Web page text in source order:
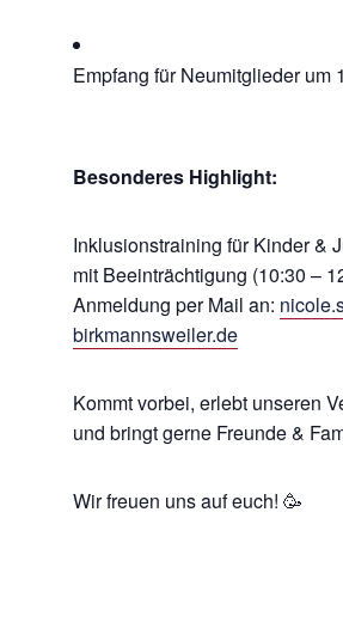
Empfang für Neumitglieder um
Besonderes Highlight:
Inklusionstraining für Kinder &
mit Beeinträchtigung (10:30 –
Anmeldung per Mail an:
birkmannsweiler.de
Kommt vorbei, erlebt unseren
und bringt gerne Freunde &
Wir freuen uns auf euch! 🥳